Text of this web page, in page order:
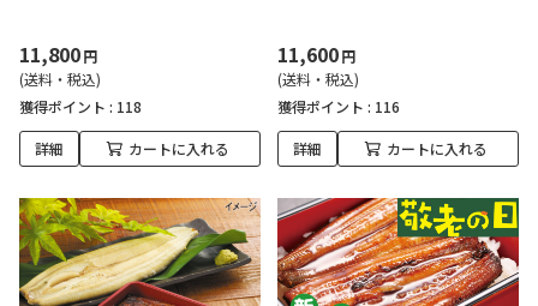
11,800円
(送料・税込)
獲得ポイント : 118
詳細 カートに入れる
11,600円
(送料・税込)
獲得ポイント : 116
詳細 カートに入れる